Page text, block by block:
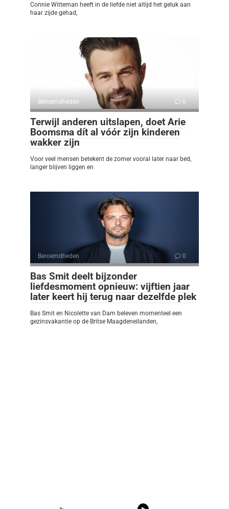
Connie Witteman heeft in de liefde niet altijd het geluk aan
haar zijde gehad,
Beroemdheden 0
Terwijl anderen uitslapen, doet Arie
Boomsma dít al vóór zijn kinderen
wakker zijn
Voor veel mensen betekent de zomer vooral later naar bed,
langer blijven liggen en
Beroemdheden 0
Bas Smit deelt bijzonder
liefdesmoment opnieuw: vijftien jaar
later keert hij terug naar dezelfde plek
Bas Smit en Nicolette van Dam beleven momenteel een
gezinsvakantie op de Britse Maagdeneilanden,